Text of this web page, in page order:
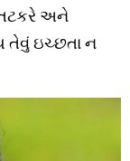
અને
તેવું ઇચ્છતા ન